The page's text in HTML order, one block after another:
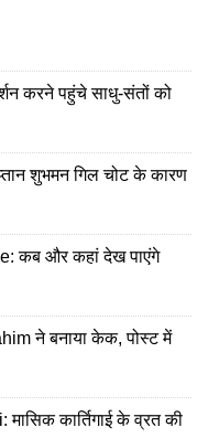
करने पहुंचे साधु-संतों को
शुभमन गिल चोट के कारण
कब और कहां देख पाएंगे
ने बनाया केक, पोस्ट में
कार्तिगाई के व्रत की